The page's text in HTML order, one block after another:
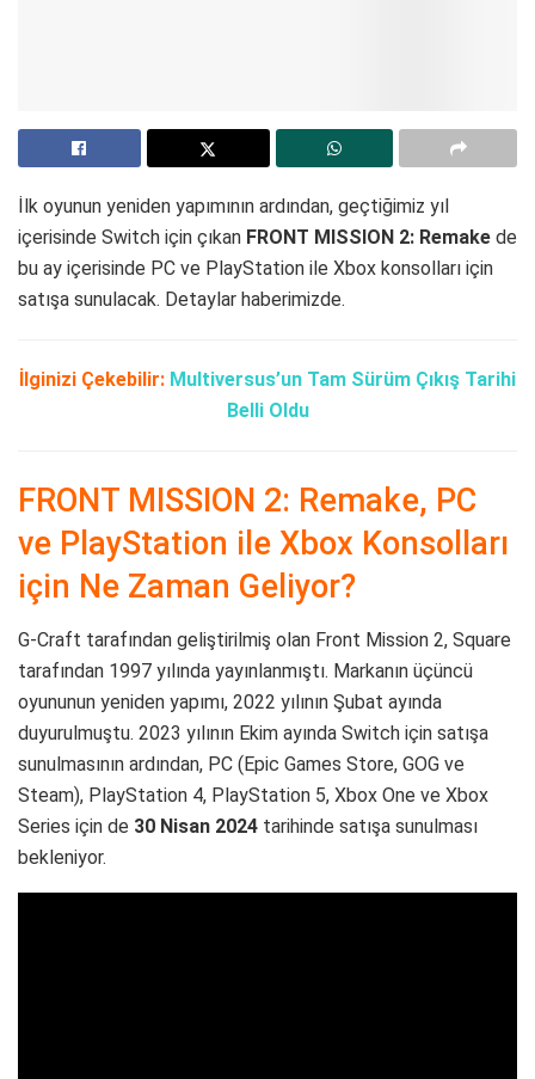
İlk oyunun yeniden yapımının ardından, geçtiğimiz yıl
içerisinde Switch için çıkan FRONT MISSION 2: Remake de
bu ay içerisinde PC ve PlayStation ile Xbox konsolları için
satışa sunulacak. Detaylar haberimizde.
İlginizi Çekebilir: Multiversus’un Tam Sürüm Çıkış Tarihi
Belli Oldu
FRONT MISSION 2: Remake, PC
ve PlayStation ile Xbox Konsolları
için Ne Zaman Geliyor?
G-Craft tarafından geliştirilmiş olan Front Mission 2, Square
tarafından 1997 yılında yayınlanmıştı. Markanın üçüncü
oyununun yeniden yapımı, 2022 yılının Şubat ayında
duyurulmuştu. 2023 yılının Ekim ayında Switch için satışa
sunulmasının ardından, PC (Epic Games Store, GOG ve
Steam), PlayStation 4, PlayStation 5, Xbox One ve Xbox
Series için de 30 Nisan 2024 tarihinde satışa sunulması
bekleniyor.